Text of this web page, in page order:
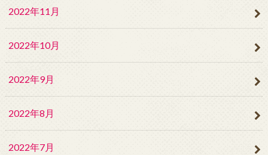
2022年11月
2022年10月
2022年9月
2022年8月
2022年7月